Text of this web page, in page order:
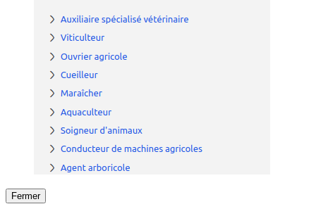
Fermer